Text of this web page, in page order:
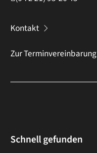
Kontakt
Zur Terminvereinbarung
Schnell gefunden